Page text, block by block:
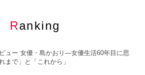
Ranking
ュー 女優・島かおり―女優生活60年目に思
まで」と「これから」